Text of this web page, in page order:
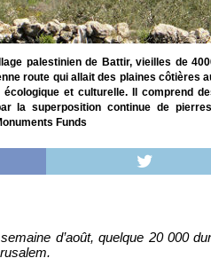
palestinien de Battir, vieilles de
route qui allait des plaines côtières
et culturelle. Il comprend
la superposition continue de
Funds
d’août, quelque 20 000